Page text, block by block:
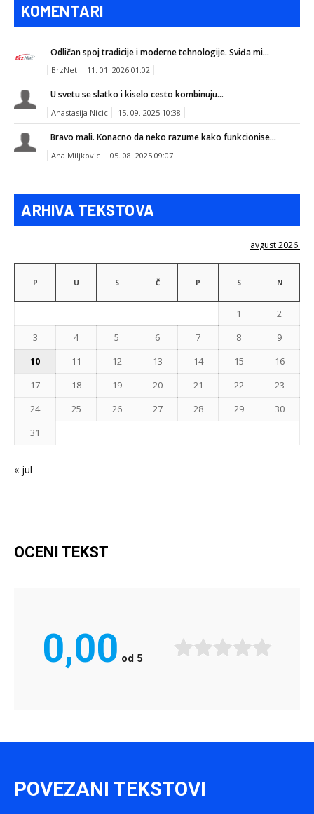
KOMENTARI
Odličan spoj tradicije i moderne tehnologije. Sviđa mi...
BrzNet 11. 01. 2026 01:02
U svetu se slatko i kiselo cesto kombinuju...
Anastasija Nicic 15. 09. 2025 10:38
Bravo mali. Konacno da neko razume kako funkcionise...
Ana Miljkovic 05. 08. 2025 09:07
ARHIVA TEKSTOVA
avgust 2026.
P U S Č P S N
1
2
3
4 5 6 7 8
9
10
11 12 13 14 15
16
17
18 19 20 21 22
23
24
25 26 27 28 29
30
31
« jul
OCENI TEKST
0,00 od 5
POVEZANI TEKSTOVI